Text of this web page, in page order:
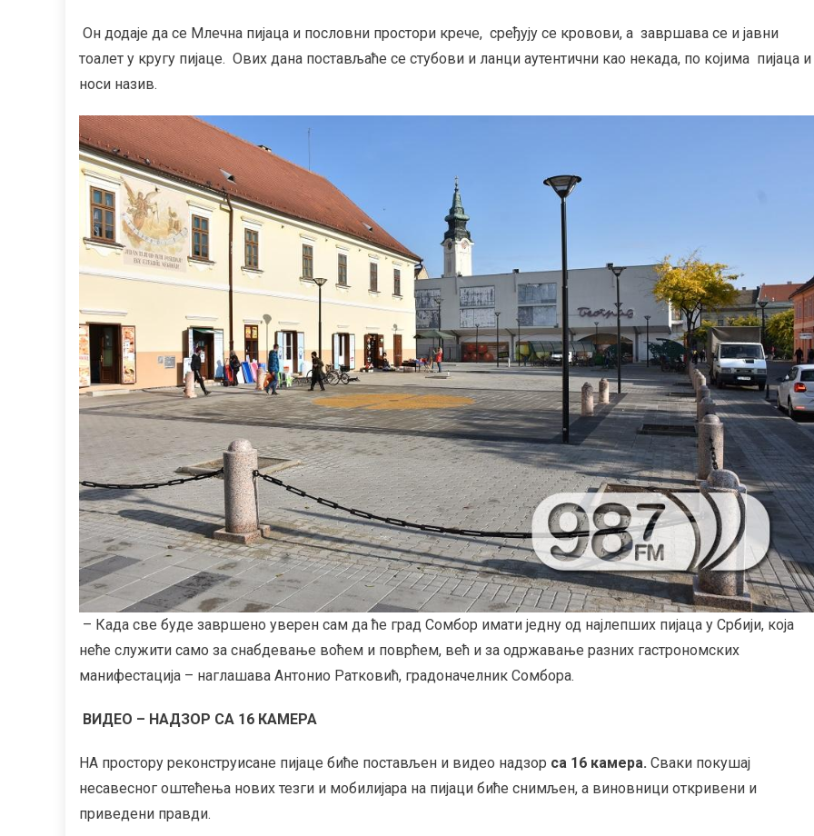
Он додаје да се Млечна пијаца и пословни простори крече, сређују се кровови, а завршава се и јавни
тоалет у кругу пијаце. Ових дана постављаће се стубови и ланци аутентични као некада, по којима пијаца и
носи назив.
– Када све буде завршено уверен сам да ће град Сомбор имати једну од најлепших пијаца у Србији, која
неће служити само за снабдевање воћем и поврћем, већ и за одржавање разних гастрономских
манифестација – наглашава Антонио Ратковић, градоначелник Сомбора.
ВИДЕО – НАДЗОР СА 16 КАМЕРА
НА простору реконструисане пијаце биће постављен и видео надзор са 16 камера. Сваки покушај
несавесног оштећења нових тезги и мобилијара на пијаци биће снимљен, а виновници откривени и
приведени правди.